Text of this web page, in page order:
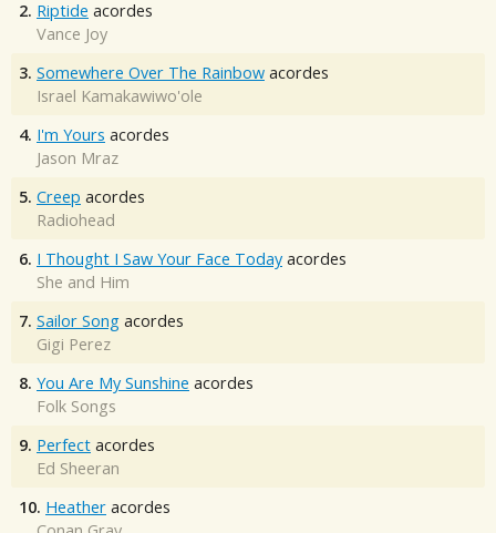
2. Riptide acordes
Vance Joy
3. Somewhere Over The Rainbow acordes
Israel Kamakawiwo'ole
4. I'm Yours acordes
Jason Mraz
5. Creep acordes
Radiohead
6. I Thought I Saw Your Face Today acordes
She and Him
7. Sailor Song acordes
Gigi Perez
8. You Are My Sunshine acordes
Folk Songs
9. Perfect acordes
Ed Sheeran
10. Heather acordes